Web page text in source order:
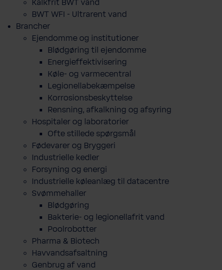
Kalkfrit BWT vand
BWT WFI - Ultrarent vand
Brancher
Ejendomme og institutioner
Blødgøring til ejendomme
Energieffektivisering
Køle- og varmecentral
Legionellabekæmpelse
Korrosionsbeskyttelse
Rensning, afkalkning og afsyring
Hospitaler og laboratorier
Ofte stillede spørgsmål
Fødevarer og Bryggeri
Industrielle kedler
Forsyning og energi
Industrielle køleanlæg til datacentre
Svømmehaller
Blødgøring
Bakterie- og legionellafrit vand
Poolrobotter
Pharma & Biotech
Havvandsafsaltning
Genbrug af vand